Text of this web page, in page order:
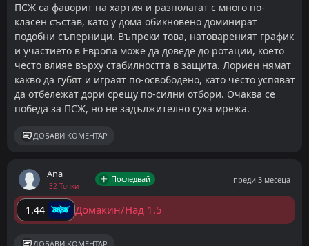
ПСЖ са фаворит на хартия и разполагат с много по-
класен състав, като у дома обикновено доминират
подобни съперници. Въпреки това, натовареният график
и участието в Европа може да доведе до ротации, което
често влияе върху стабилността в защита. Лориен нямат
какво да губят и играят по-освободено, като често успяват
да отбележат дори срещу по-силни отбори. Очаква се
победа за ПСЖ, но не задължително суха мрежа.
ДОБАВИ КОМЕНТАР
Ana
-32 Точки
Последвай преди 3 месеца
1.44 Домакин/Над 1.5
ДОБАВИ КОМЕНТАР